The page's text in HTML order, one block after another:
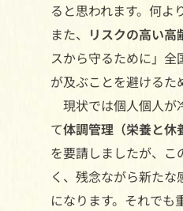
ると思われます。何よ
また、 リスクの高い
スから守るために」
が及ぶことを避けるた
現状では個人個人が
て体調管理（栄養と休
を要請しましたが、こ
く、残念ながら新た
になります。それでも